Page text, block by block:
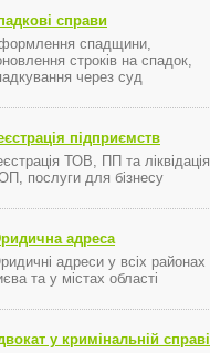
...
справи
спадщини,
строків на спадок,
через суд
підприємств
ТОВ, ПП та ліквідація
послуги для бізнесу
адреса
адреси у всіх районах
та у містах області
у кримінальній справі